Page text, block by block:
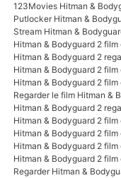
123Movies Hitman &
Putlocker Hitman &
Stream Hitman &
Hitman & Bodyguard 2
Hitman & Bodyguard 2
Hitman & Bodyguard 2 film
Hitman & Bodyguard 2
Regarder le film Hitman &
Hitman & Bodyguard 2
Hitman & Bodyguard 2
Hitman & Bodyguard 2
Hitman & Bodyguard 2
Hitman & Bodyguard 2 film
Regarder Hitman &